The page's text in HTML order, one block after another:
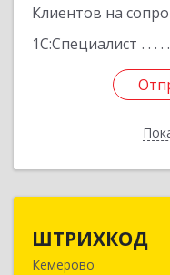
Клиентов на
1С:Специалист
ШТРИХКОД
Кемерово650043,